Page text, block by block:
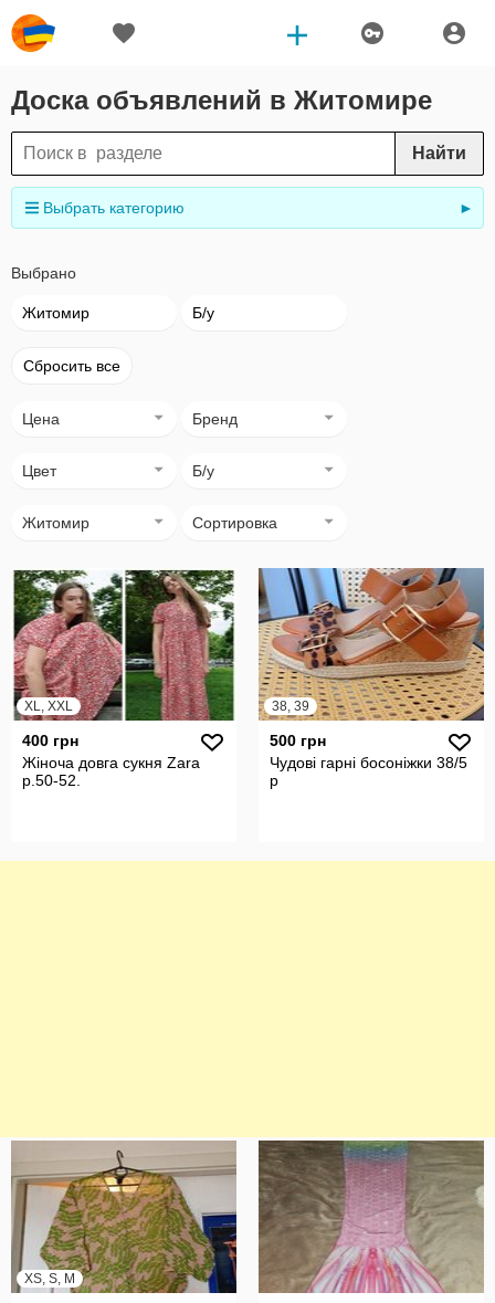
Доска объявлений в Житомире
Найти
Выбрать категорию ►
Выбрано
Житомир Б/у
Сбросить все
Цена Бренд
Цвет Б/у
Житомир Сортировка
XL, XXL
400 грн
Жіноча довга сукня Zara
р.50-52.
38, 39
500 грн
Чудові гарні босоніжки 38/5
р
XS, S, M